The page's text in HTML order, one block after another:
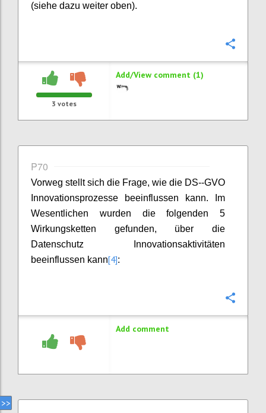
(siehe dazu weiter oben).
3 votes
Add/View comment (1)
P70
Vorweg stellt sich die Frage, wie die DS--GVO
Innovationsprozesse beeinflussen kann. Im
Wesentlichen wurden die folgenden 5
Wirkungsketten gefunden, über die
Datenschutz Innovationsaktivitäten
beeinflussen kann[4]:
Add comment